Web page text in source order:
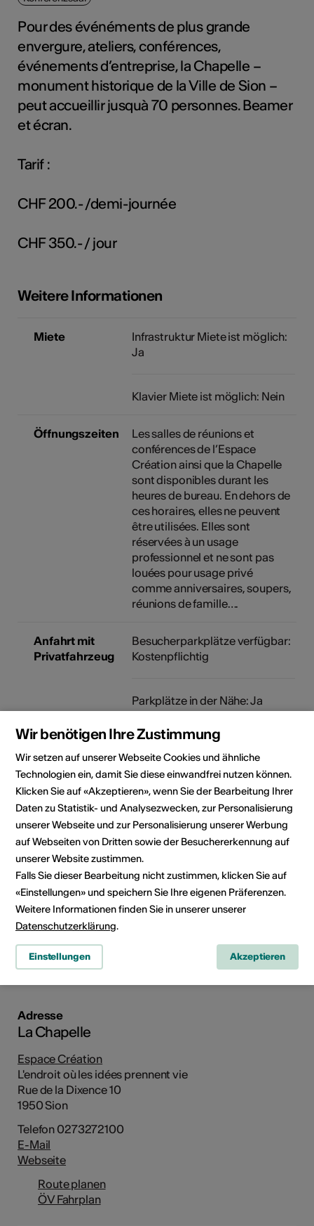
Pour des événéments de plus grande
envergure, ateliers, conférences,
événements d’entreprise, la Chapelle –
monument historique de la Ville de Sion –
peut accueillir jusquà 70 personnes. Beamer
et écran.
Tarif :
CHF 200.- /demi-journée
CHF 350.- / jour
Weitere Informationen
Miete
Infrastruktur Miete ist möglich:
Ja
Klavier Miete ist möglich: Nein
Öffnungszeiten
Les salles de réunions et
conférences de l’Espace
Création ainsi que la Chapelle
sont disponibles durant les
heures de bureau. En dehors de
ces horaires, elles ne peuvent
être utilisées. Elles sont
réservées à un usage
professionnel et ne sont pas
louées pour usage privé
comme anniversaires, soupers,
réunions de famille….
Anfahrt mit
Privatfahrzeug
Besucherparkplätze verfügbar:
Kostenpflichtig
Parkplätze in der Nähe: Ja
Lokalität
Rue de la Dixence 10, 1950 Sion
Route planen
Adresse
La Chapelle
Espace Création
L'endroit où les idées prennent vie
Rue de la Dixence 10
1950 Sion
Telefon 0273272100
E-Mail
Webseite
Route planen
ÖV Fahrplan
Wir benötigen Ihre Zustimmung
Wir setzen auf unserer Webseite Cookies und ähnliche
Technologien ein, damit Sie diese einwandfrei nutzen können.
Klicken Sie auf «Akzeptieren», wenn Sie der Bearbeitung Ihrer
Daten zu Statistik- und Analysezwecken, zur Personalisierung
unserer Webseite und zur Personalisierung unserer Werbung
auf Webseiten von Dritten sowie der Besuchererkennung auf
unserer Website zustimmen.
Falls Sie dieser Bearbeitung nicht zustimmen, klicken Sie auf
«Einstellungen» und speichern Sie Ihre eigenen Präferenzen.
Weitere Informationen finden Sie in unserer unserer
Datenschutzerklärung.
Einstellungen Akzeptieren